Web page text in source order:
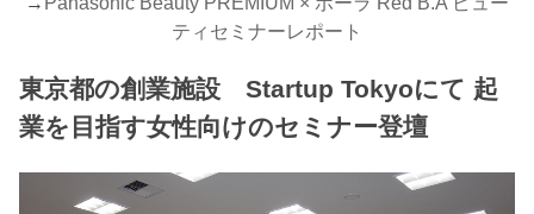
ティセミナーレポート
東京都の創業施設 Startup Tokyoにて 起
業を目指す女性向けのセミナー登壇